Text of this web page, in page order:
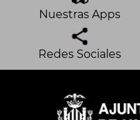
Nuestras Apps
Redes Sociales